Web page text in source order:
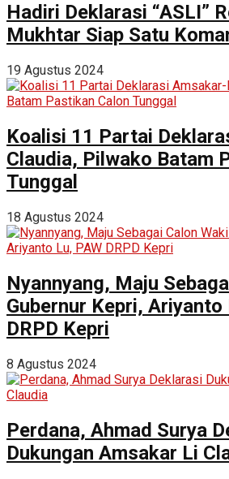
Hadiri Deklarasi “ASLI”
Mukhtar Siap Satu
19 Agustus 2024
Koalisi 11 Partai
Claudia, Pilwako Batam
Tunggal
18 Agustus 2024
Nyannyang, Maju
Gubernur Kepri, Ariyanto
DRPD Kepri
8 Agustus 2024
Perdana, Ahmad Surya
Dukungan Amsakar Li